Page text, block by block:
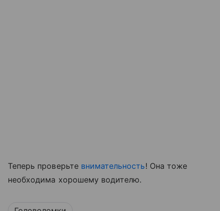
Теперь проверьте внимательность! Она тоже
необходима хорошему водителю.